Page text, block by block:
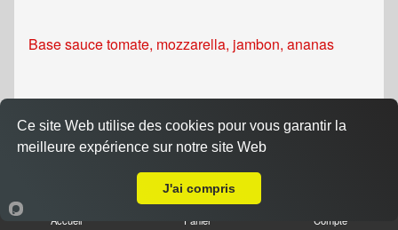
Base sauce tomate, mozzarella, jambon, ananas
Accueil Panier Compte
Ce site Web utilise des cookies pour vous garantir la
meilleure expérience sur notre site Web
J'ai compris